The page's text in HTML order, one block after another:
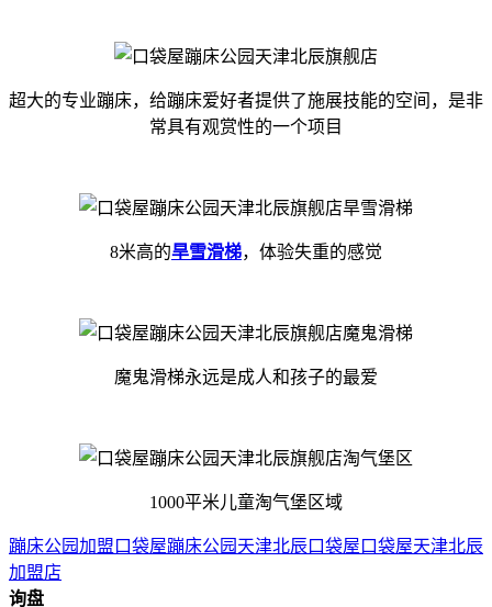
超大的专业蹦床，给蹦床爱好者提供了施展技能的空间，是非
常具有观赏性的一个项目
8米高的旱雪滑梯，体验失重的感觉
魔鬼滑梯永远是成人和孩子的最爱
1000平米儿童淘气堡区域
蹦床公园加盟 口袋屋蹦床公园 天津北辰口袋屋 口袋屋天津北辰
加盟店
询盘